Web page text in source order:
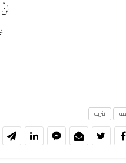
نثريه